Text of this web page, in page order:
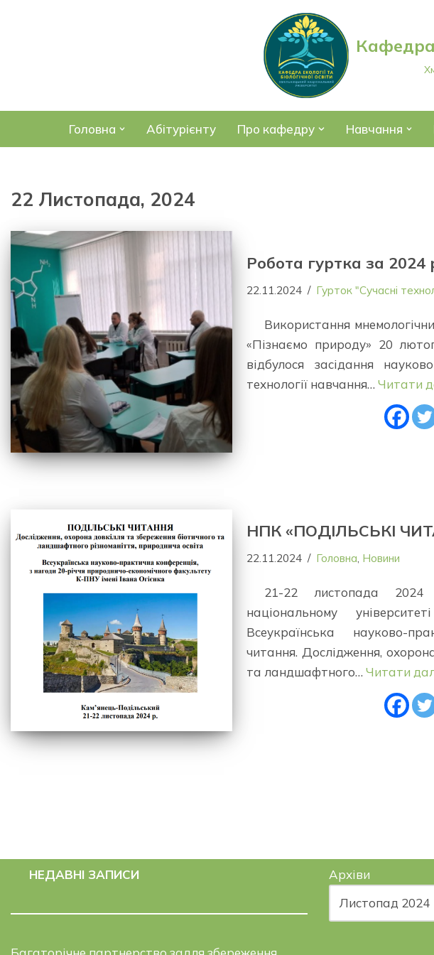
Кафедра
Головна Абітурієнту Про кафедру Навчання
22 Листопада, 2024
Робота гуртка за 2024
22.11.2024 Гурток "Сучасні
Використання
«Пізнаємо природу» 20
відбулося засідання
технології навчання… Читати
НПК «ПОДІЛЬСЬКІ
22.11.2024 Головна, Новини
21-22 листопада 2024
національному
Всеукраїнська науково-
читання. Дослідження,
та ландшафтного… Читати
НЕДАВНІ ЗАПИСИ Архіви